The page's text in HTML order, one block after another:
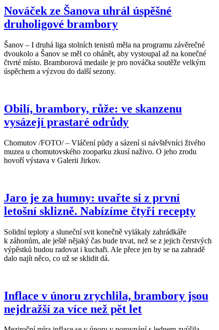
Nováček ze Šanova uhrál úspěšné
druholigové brambory
Šanov – I druhá liga stolních tenistů měla na programu závěrečné
dvoukolo a Šanov se měl co ohánět, aby vystoupal až na konečné
čtvrté místo. Bramborová medaile je pro nováčka soutěže velkým
úspěchem a výzvou do další sezony.
Obilí, brambory, růže: ve skanzenu
vysázejí prastaré odrůdy
Chomutov /FOTO/ – Vláčení půdy a sázení si návštěvníci živého
muzea u chomutovského zooparku zkusí naživo. O jeho zrodu
hovoří výstava v Galerii Jirkov.
Jaro je za humny: uvařte si z první
letošní sklizně. Nabízíme čtyři recepty
Solidní teploty a sluneční svit konečně vylákaly zahrádkáře
k záhonům, ale ještě nějaký čas bude trvat, než se z jejich čerstvých
výpěstků budou radovat i kuchaři. Ale přece jen by se na zahradě
dalo najít něco, co už se sklidit dá.
Inflace v únoru zrychlila, brambory jsou
nejdražší za více než pět let